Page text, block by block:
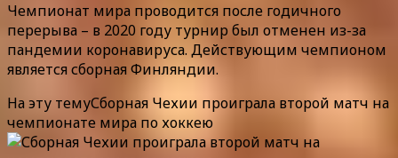
Чемпионат мира проводится после годичного
перерыва – в 2020 году турнир был отменен из-за
пандемии коронавируса. Действующим чемпионом
является сборная Финляндии.
На эту темуСборная Чехии проиграла второй матч на
чемпионате мира по хоккею